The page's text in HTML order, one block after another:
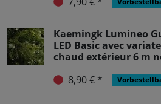
Kaemingk Lumineo
LED Basic avec
chaud extérieur 6 m
8,90 € *